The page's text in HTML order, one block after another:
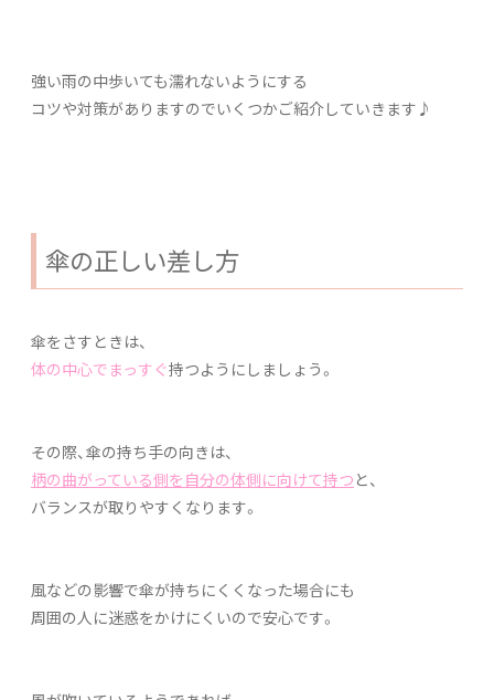
強い雨の中歩いても濡れないようにする
コツや対策がありますのでいくつかご紹介していきます♪
傘の正しい差し方
傘をさすときは、
体の中心でまっすぐ持つようにしましょう。
その際、傘の持ち手の向きは、
柄の曲がっている側を自分の体側に向けて持つ と、
バランスが取りやすくなります。
風などの影響で傘が持ちにくくなった場合にも
周囲の人に迷惑をかけにくいので安心です。